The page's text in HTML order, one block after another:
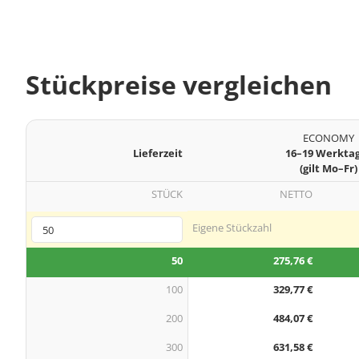
Stückpreise vergleichen
Lieferzeit
ECONOMY
16–19
(gilt Mo–Fr)
STÜCK
NETTO
Eigene Stückzahl
50
275,76 €
100
329,77 €
200
484,07 €
300
631,58 €